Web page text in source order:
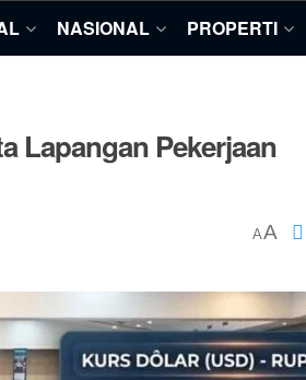
NASIONAL PROPERTI
Lapangan Pekerjaan
AA